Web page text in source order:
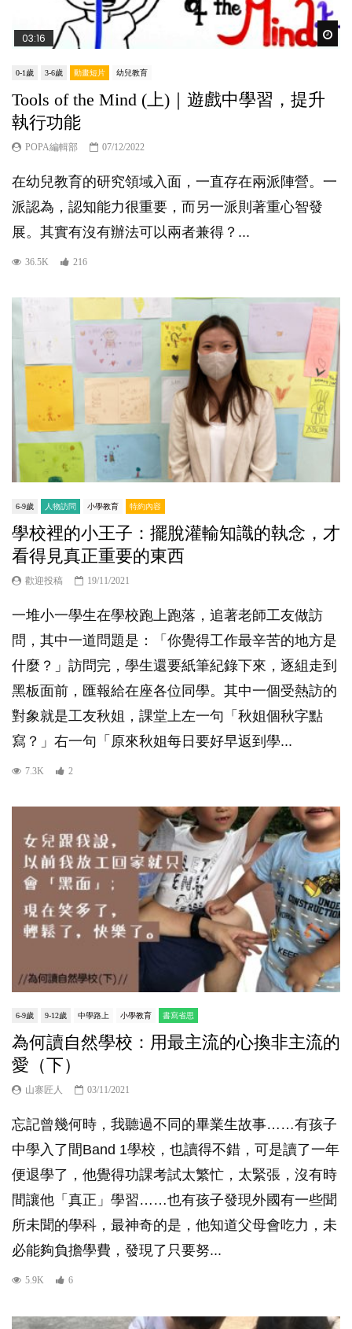
03:16
0-1歲 3-6歲 動畫短片 幼兒教育
Tools of the Mind (上)｜遊戲中學習，提升
執行功能
POPA編輯部 07/12/2022
在幼兒教育的研究領域入面，一直存在兩派陣營。一
派認為，認知能力很重要，而另一派則著重心智發
展。其實有沒有辦法可以兩者兼得？...
36.5K 216
6-9歲 人物訪問 小學教育 特約內容
學校裡的小王子：擺脫灌輸知識的執念，才
看得見真正重要的東西
歡迎投稿 19/11/2021
一堆小一學生在學校跑上跑落，追著老師工友做訪
問，其中一道問題是：「你覺得工作最辛苦的地方是
什麼？」訪問完，學生還要紙筆紀錄下來，逐組走到
黑板面前，匯報給在座各位同學。其中一個受熱訪的
對象就是工友秋姐，課堂上左一句「秋姐個秋字點
寫？」右一句「原來秋姐每日要好早返到學...
7.3K 2
6-9歲 9-12歲 中學路上 小學教育 書寫省思
為何讀自然學校：用最主流的心換非主流的
愛（下）
山寨匠人 03/11/2021
忘記曾幾何時，我聽過不同的畢業生故事……有孩子
中學入了間Band 1學校，也讀得不錯，可是讀了一年
便退學了，他覺得功課考試太繁忙，太緊張，沒有時
間讓他「真正」學習……也有孩子發現外國有一些聞
所未聞的學科，最神奇的是，他知道父母會吃力，未
必能夠負擔學費，發現了只要努...
5.9K 6